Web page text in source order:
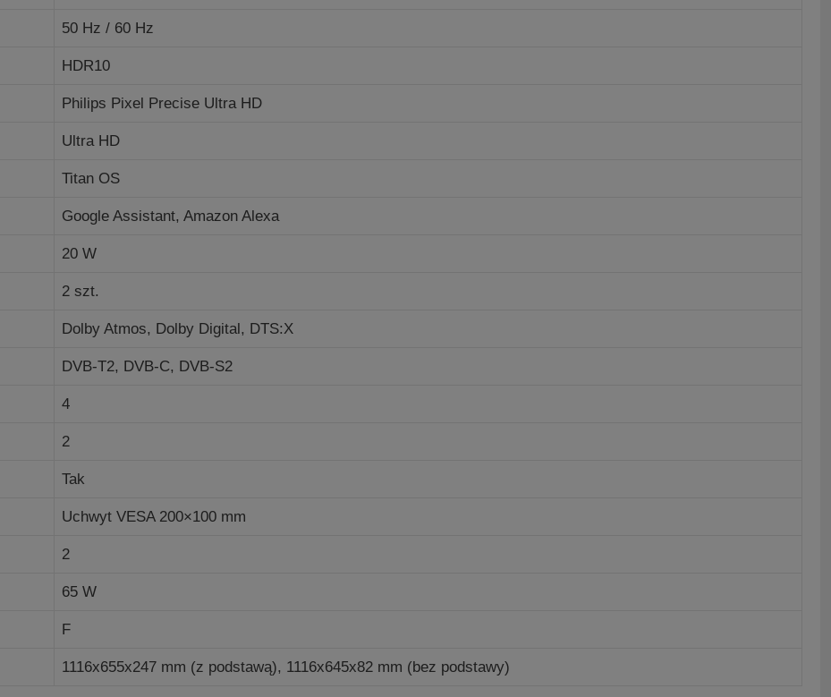
50 Hz / 60 Hz
HDR10
Philips Pixel Precise Ultra HD
Ultra HD
Titan OS
Google Assistant, Amazon Alexa
20 W
2 szt.
Dolby Atmos, Dolby Digital, DTS:X
DVB-T2, DVB-C, DVB-S2
4
2
Tak
Uchwyt VESA 200×100 mm
2
65 W
F
1116x655x247 mm (z podstawą), 1116x645x82 mm (bez podstawy)